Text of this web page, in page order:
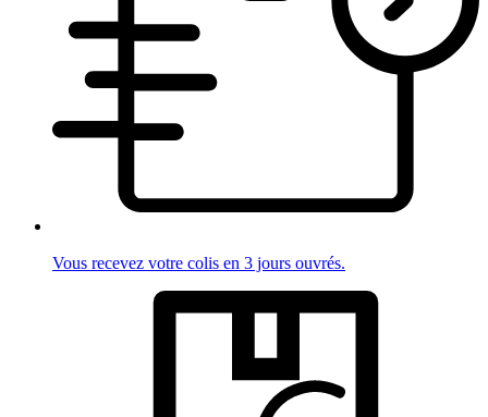
Vous recevez votre colis en 3 jours ouvrés.